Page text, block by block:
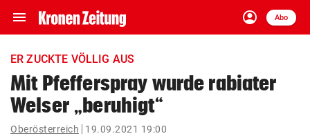
menu Navigation
ein-/ausklappen
account_circle
Anmelden
Abo
close Schließen
account_circle Anmelden
ER ZUCKTE VÖLLIG AUS
Mit Pfefferspray wurde rabiater
Welser „beruhigt“
Oberösterreich 19.09.2021 19:00